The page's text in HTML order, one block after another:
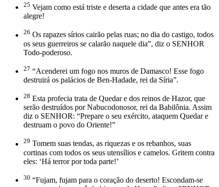
25 Vejam como está triste e deserta a cidade que antes era tão
alegre!
26 Os rapazes sírios cairão pelas ruas; no dia do castigo, todos
os seus guerreiros se calarão naquele dia”, diz o SENHOR
Todo-poderoso.
27 “Acenderei um fogo nos muros de Damasco! Esse fogo
destruirá os palácios de Ben-Hadade, rei da Síria”.
28 Esta profecia trata de Quedar e dos reinos de Hazor, que
serão destruídos por Nabucodonosor, rei da Babilônia. Assim
diz o SENHOR: “Prepare o seu exército, ataquem Quedar e
destruam o povo do Oriente!”
29 Tomem suas tendas, as riquezas e os rebanhos, suas
cortinas com todos os seus utensílios e camelos. Gritem contra
eles: ‘Há terror por toda parte!’
30 “Fujam, fujam para o coração do deserto! Escondam-se